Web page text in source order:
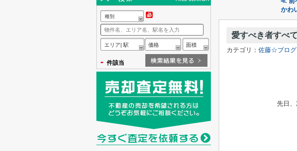
かわ
愛すべき者すべ
カテゴリ： 佐藤☆ブログ
先日
種別
エリア| 駅 価格 面積
- 件該当